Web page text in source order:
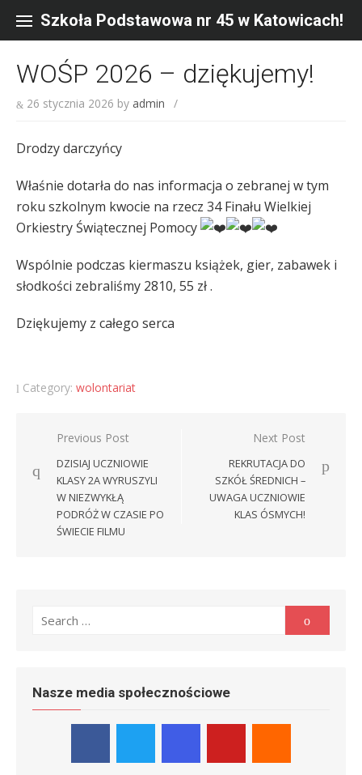
content
Szkoła Podstawowa nr 45 w Katowicach!
WOŚP 2026 – dziękujemy!
26 stycznia 2026 by admin /
Drodzy darczyńcy
Właśnie dotarła do nas informacja o zebranej w tym
roku szkolnym kwocie na rzecz 34 Finału Wielkiej
Orkiestry Świątecznej Pomocy
Wspólnie podczas kiermaszu książek, gier, zabawek i
słodkości zebraliśmy 2810, 55 zł .
Dziękujemy z całego serca
Category: wolontariat
Nawigacja
wpisu
Previous Post
DZISIAJ UCZNIOWIE
KLASY 2A WYRUSZYLI
W NIEZWYKŁĄ
PODRÓŻ W CZASIE PO
ŚWIECIE FILMU
Next Post
REKRUTACJA DO
SZKÓŁ ŚREDNICH –
UWAGA UCZNIOWIE
KLAS ÓSMYCH!
for:
Nasze media społecznościowe